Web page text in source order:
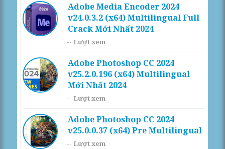
Adobe Media Encoder 2024
v24.0.3.2 (x64) Multilingual Full
Crack Mới Nhất 2024
-- Lượt xem
Adobe Photoshop CC 2024
v25.2.0.196 (x64) Multilingual
Mới Nhất 2024
-- Lượt xem
Adobe Photoshop CC 2024
v25.0.0.37 (x64) Pre Multilingual
-- Lượt xem